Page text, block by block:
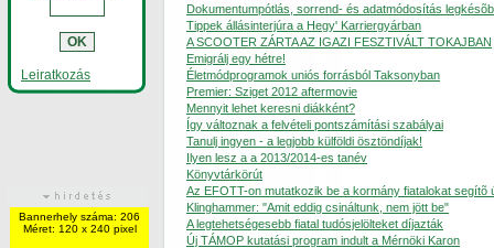
Leiratkozás
Bannerhely száma: 206
Méret: 120 x 240 pixel
Dokumentumpótlás, sorrend- és adatmódosítás
Tippek állásinterjúra a Hegy' Karriergyárban
A SCOOTER ZÁRTA AZ IGAZI FESZTIVÁLT TOKAJBAN
Emigrálj egy hétre!
Életmódprogramok uniós forrásból Taksonyban
Premier: Sziget 2012 aftermovie
Mennyit lehet keresni diákként?
Így változnak a felvételi pontszámítási szabályai
Tanulj ingyen - a legjobb külföldi ösztöndíjak!
Ilyen lesz a a 2013/2014-es tanév
Könyvtárkörút
Az EFOTT-on mutatkozik be a kormány fiatalokat segítõ
Klinghammer: "Amit eddig csináltunk, nem jött be"
A legtehetségesebb fiatal tudósjelölteket díjazták
Új TÁMOP kutatási program indult a Mérnöki Karon